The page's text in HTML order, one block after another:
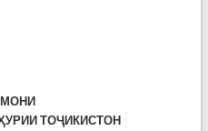
ТОҶИКИСТОН